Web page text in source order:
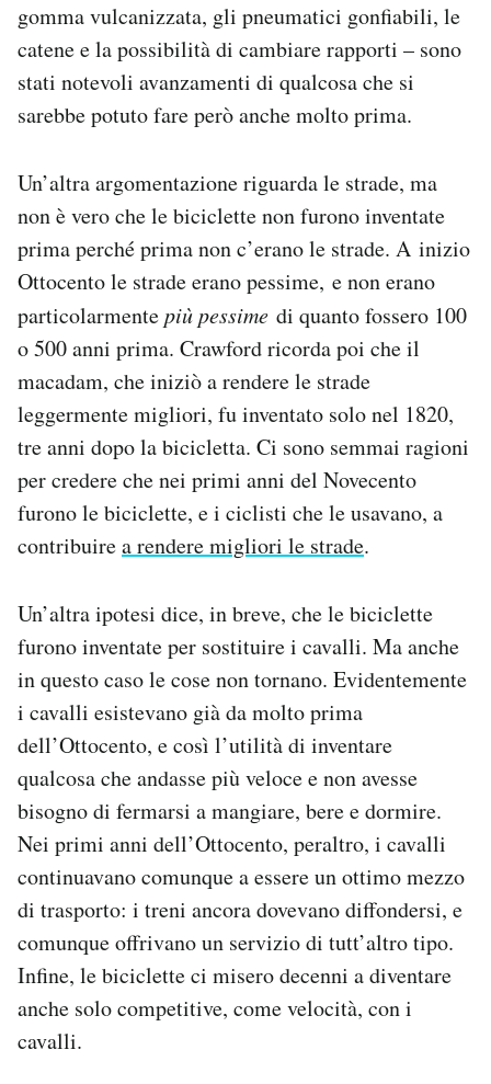
gomma vulcanizzata, gli pneumatici gonfiabili, le
catene e la possibilità di cambiare rapporti – sono
stati notevoli avanzamenti di qualcosa che si
sarebbe potuto fare però anche molto prima.
Un’altra argomentazione riguarda le strade, ma
non è vero che le biciclette non furono inventate
prima perché prima non c’erano le strade. A inizio
Ottocento le strade erano pessime, e non erano
particolarmentepiù pessime di quanto fossero 100
o 500 anni prima. Crawford ricorda poi che il
macadam, che iniziò a rendere le strade
leggermente migliori, fu inventato solo nel 1820,
tre anni dopo la bicicletta. Ci sono semmai ragioni
per credere che nei primi anni del Novecento
furono le biciclette, e i ciclisti che le usavano, a
contribuirea rendere migliori le strade.
Un’altra ipotesi dice, in breve, che le biciclette
furono inventate per sostituire i cavalli. Ma anche
in questo caso le cose non tornano. Evidentemente
i cavalli esistevano già da molto prima
dell’Ottocento, e così l’utilità di inventare
qualcosa che andasse più veloce e non avesse
bisogno di fermarsi a mangiare, bere e dormire.
Nei primi anni dell’Ottocento, peraltro, i cavalli
continuavano comunque a essere un ottimo mezzo
di trasporto: i treni ancora dovevano diffondersi, e
comunque offrivano un servizio di tutt’altro tipo.
Infine, le biciclette ci misero decenni a diventare
anche solo competitive, come velocità, con i
cavalli.